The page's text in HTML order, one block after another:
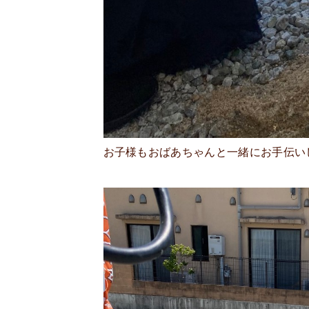
お子様もおばあちゃんと一緒にお手伝い